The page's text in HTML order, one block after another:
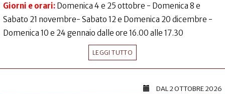
Giorni e orari: Domenica 4 e 25 ottobre - Domenica 8 e
Sabato 21 novembre- Sabato 12 e Domenica 20 dicembre -
Domenica 10 e 24 gennaio dalle ore 16.00 alle 17.30
LEGGI TUTTO
DAL2 OTTOBRE 2026